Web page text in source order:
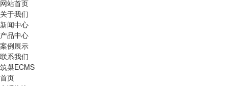
网站首页
关于我们
新闻中心
产品中心
案例展示
联系我们
筑巢ECMS
首页